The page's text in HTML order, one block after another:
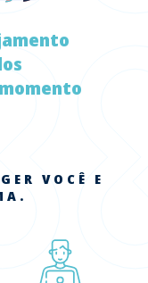
VOCÊ E